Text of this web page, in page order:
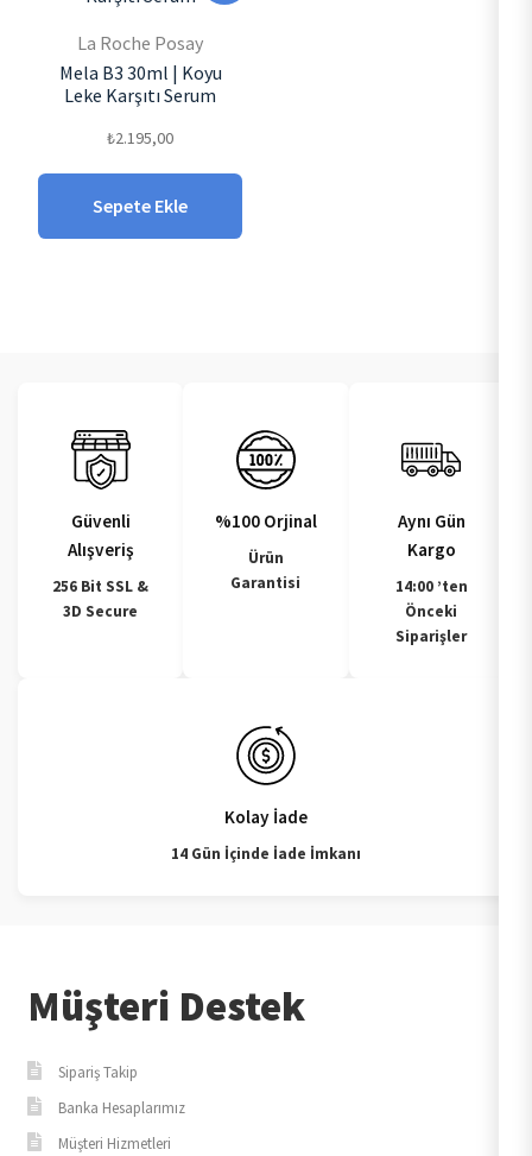
La Roche Posay
Mela B3 30ml | Koyu
Leke Karşıtı Serum
₺2.195,00
Sepete Ekle
Güvenli
Alışveriş
256 Bit SSL &
3D Secure
%100 Orjinal
Ürün
Garantisi
Aynı Gün
Kargo
14:00 ’ten
Önceki
Siparişler
Kolay İade
14 Gün İçinde İade İmkanı
Müşteri Destek
Sipariş Takip
Banka Hesaplarımız
Müşteri Hizmetleri